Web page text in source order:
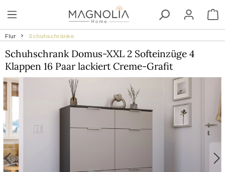
Zum Hauptinhalt springen
Flur Schuhschränke
Schuhschrank Domus-XXL 2 Softeinzüge 4
Klappen 16 Paar lackiert Creme-Grafit
Bildergalerie überspringen